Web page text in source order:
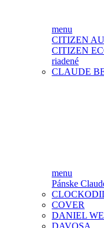
menu
CITIZEN
CITIZEN
riadené
CLAUDE
menu
Pánske
COVER
DANIEL
DAVOSA